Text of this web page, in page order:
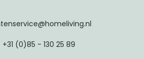
+31 (0)85 - 130 25 89